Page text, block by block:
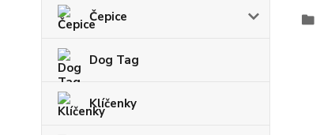
Čepice
Dog Tag
Klíčenky